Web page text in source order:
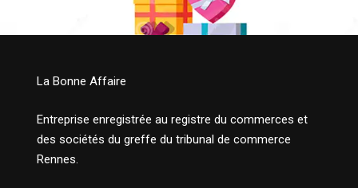
La Bonne Affaire
Entreprise enregistrée au registre du commerces et
des sociétés du greffe du tribunal de commerce
Rennes.